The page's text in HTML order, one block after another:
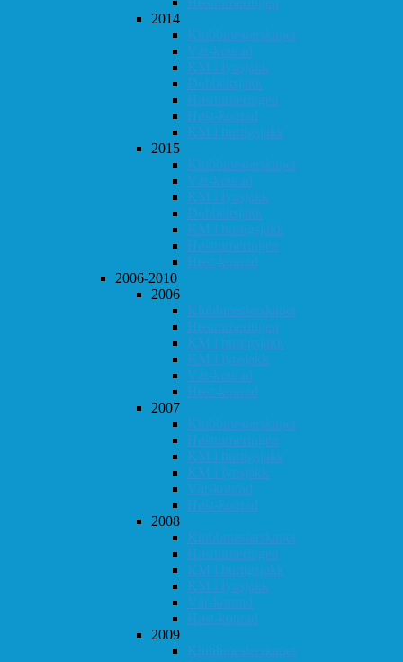
2014
Klubbmesterskapet
Vår-konrad
KM i lynsjakk
Dobbeltsjakk
Høstturneringen
Høst-konrad
KM i hurtigsjakk
2015
Klubbmesterskapet
Vår-konrad
KM i lynsjakk
Dobbeltsjakk
KM i hurtigsjakk
Høstturneringen
Høst-konrad
2006-2010
2006
Klubbmesterskapet
Høstturneringen
KM i hurtigsjakk
KM i lynsjakk
Vår-konrad
Høst-konrad
2007
Klubbmesterskapet
Høstturneringen
KM i hurtigsjakk
KM i lynsjakk
Vår-konrad
Høst-konrad
2008
Klubbmesterskapet
Høstturneringen
KM i hurtigsjakk
KM i lynsjakk
Vår-konrad
Høst-konrad
2009
Klubbmesterskapet